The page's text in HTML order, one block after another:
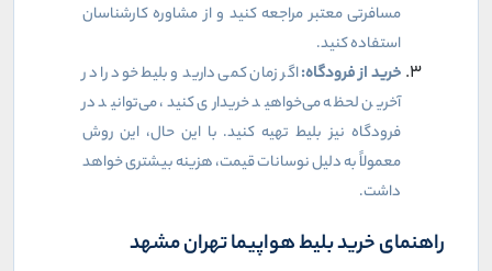
مسافرتی معتبر مراجعه کنید و از مشاوره کارشناسان
استفاده کنید.
خرید از فرودگاه:اگر زمان کمی دارید و بلیط خود را در
آخرین لحظه می‌خواهید خریداری کنید، می‌توانید در
فرودگاه نیز بلیط تهیه کنید. با این حال، این روش
معمولاً به دلیل نوسانات قیمت، هزینه بیشتری خواهد
داشت.
راهنمای خرید بلیط هواپیما تهران مشهد